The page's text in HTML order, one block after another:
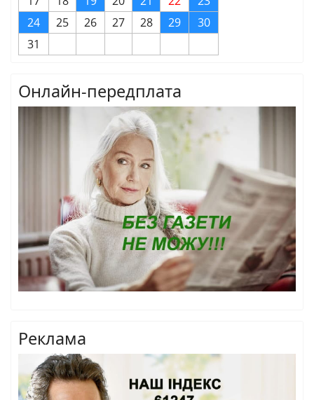
24
25 26 27 28 29
30
31
Онлайн-передплата
Реклама